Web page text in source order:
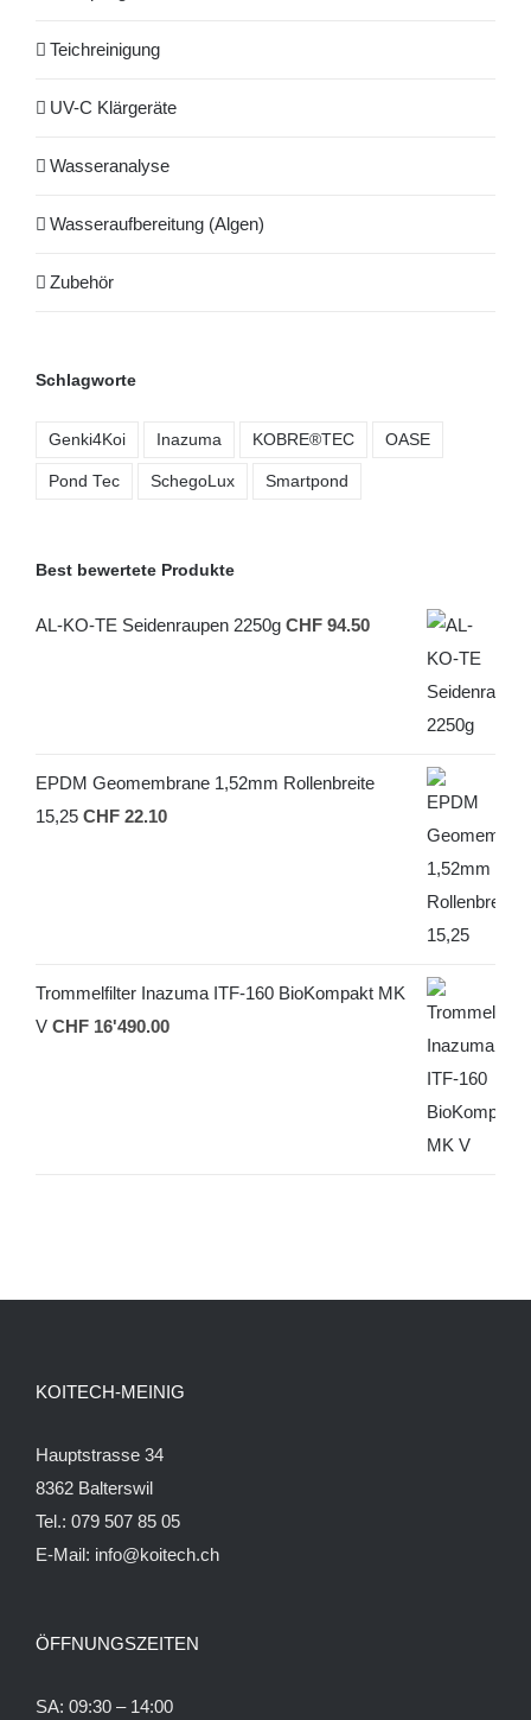
Teichreinigung
UV-C Klärgeräte
Wasseranalyse
Wasseraufbereitung (Algen)
Zubehör
Schlagworte
Genki4Koi Inazuma KOBRE®TEC OASE
Pond Tec SchegoLux Smartpond
Best bewertete Produkte
AL-KO-TE Seidenraupen 2250g CHF 94.50
EPDM Geomembrane 1,52mm Rollenbreite
15,25 CHF 22.10
Trommelfilter Inazuma ITF-160 BioKompakt MK
V CHF 16'490.00
KOITECH-MEINIG
Hauptstrasse 34
8362 Balterswil
Tel.: 079 507 85 05
E-Mail: info@koitech.ch
ÖFFNUNGSZEITEN
SA: 09:30 – 14:00